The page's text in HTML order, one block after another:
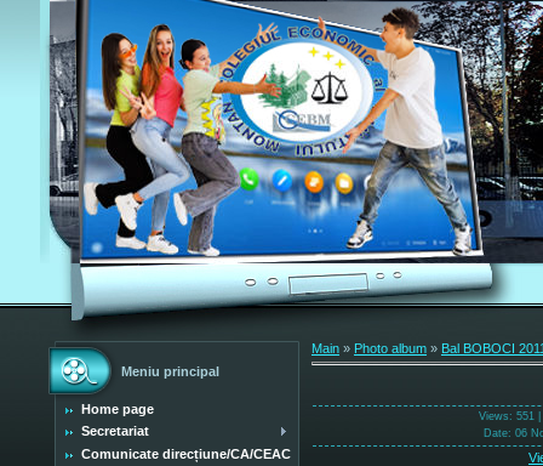
Meniu principal
Home page
Secretariat
Comunicate direcțiune/CA/CEAC
Main » Photo album » Bal BOBOCI
Views: 551 |
Date: 06